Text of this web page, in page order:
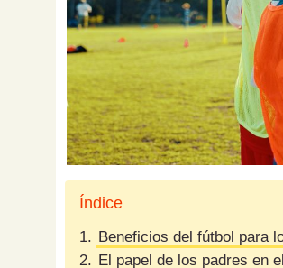
Índice
1. Beneficios del fútbol para
2. El papel de los padres en